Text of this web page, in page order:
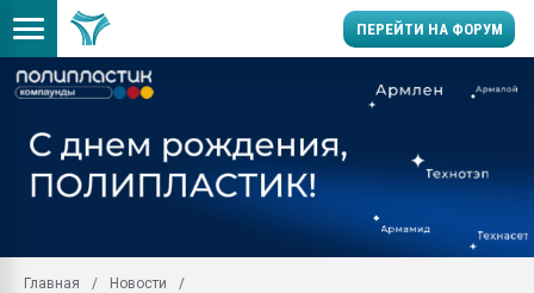
ПЕРЕЙТИ НА ФОРУМ
умельцы изготовили
Продажа готового
производство SPC
Главная
Новости